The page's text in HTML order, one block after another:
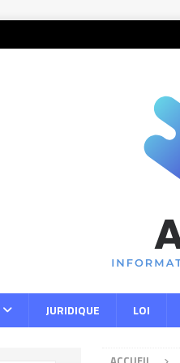
JURIDIQUE LOI